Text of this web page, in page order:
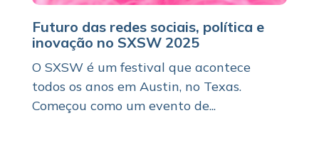
Futuro das redes sociais, política e
inovação no SXSW 2025
O SXSW é um festival que acontece
todos os anos em Austin, no Texas.
Começou como um evento de...